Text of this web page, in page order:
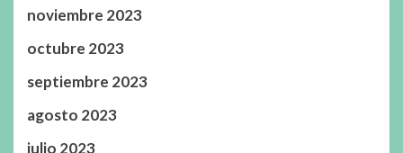
noviembre 2023
octubre 2023
septiembre 2023
agosto 2023
julio 2023